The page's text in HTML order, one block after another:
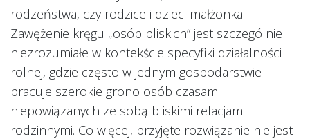
rodzeństwa, czy rodzice i dzieci małżonka.
Zawężenie kręgu „osób bliskich” jest szczególnie
niezrozumiałe w kontekście specyfiki działalności
rolnej, gdzie często w jednym gospodarstwie
pracuje szerokie grono osób czasami
niepowiązanych ze sobą bliskimi relacjami
rodzinnymi. Co więcej, przyjęte rozwiązanie nie jest